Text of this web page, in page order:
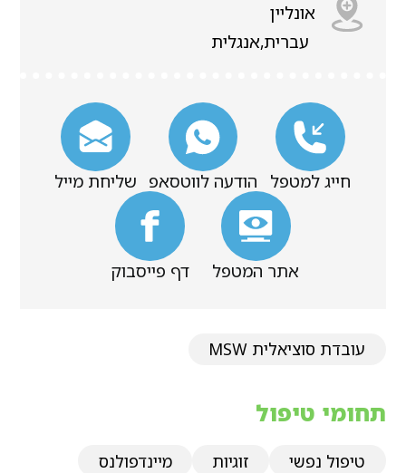
אונליין
עברית,אנגלית
חייג למטפל הודעה לווטסאפ שליחת מייל
אתר המטפל דף פייסבוק
עובדת סוציאלית MSW
תחומי טיפול
טיפול נפשי זוגיות
מיינדפולנס